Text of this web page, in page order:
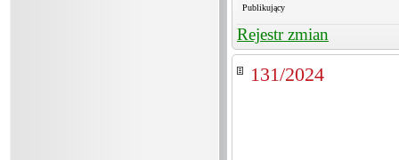
Publikujący
Rejestr zmian
131/2024